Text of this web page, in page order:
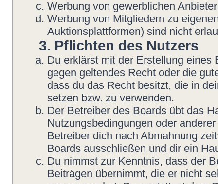
Werbung von gewerblichen
Werbung von Mitgliedern zu
Auktionsplattformen) sind nicht
3. Pflichten des Nutzers
Du erklärst mit der Erstellung eines
gegen geltendes Recht oder die
dass du das Recht besitzt, die in
setzen bzw. zu verwenden.
Der Betreiber des Boards übt das
Nutzungsbedingungen oder
Betreiber dich nach Abmahnung
Boards ausschließen und dir ein
Du nimmst zur Kenntnis, dass der
Beiträgen übernimmt, die er nicht